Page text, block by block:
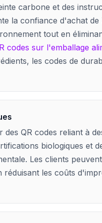
carbone et des
la confiance d'achat de
tout en
codes sur l'emballage
les codes de
QR codes reliant à
biologiques et
Les clients
les coûts